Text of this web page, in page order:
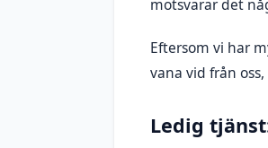
motsvarar det
Eftersom vi har
vana vid från
Ledig